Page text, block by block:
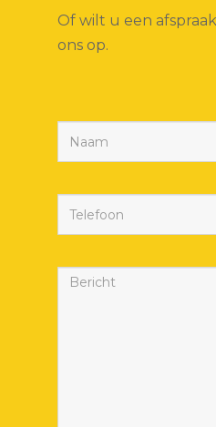
Of wilt u een
ons op.